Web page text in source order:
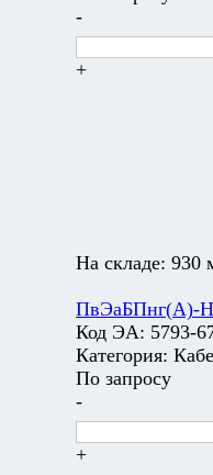
-
+
На складе: 930
ПвЭаБПнг(А)-
Код ЭА: 5793-
Категория:
По запросу
-
+